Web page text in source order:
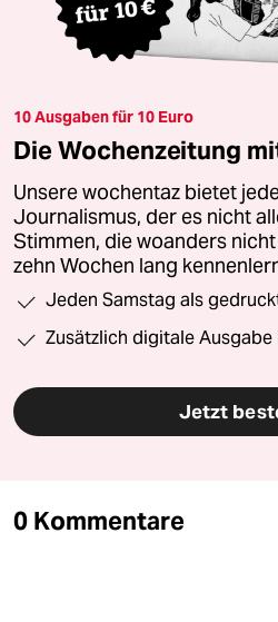
10 Ausgaben für 10 Euro
Die Wochenzeitung
Unsere wochentaz bietet
Journalismus, der es nicht
Stimmen, die woanders
zehn Wochen lang
Jeden Samstag als
Zusätzlich digitale
Jetzt
0 Kommentare